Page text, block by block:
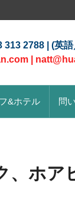
2788 | (英語
&ホテル 問
、ホア